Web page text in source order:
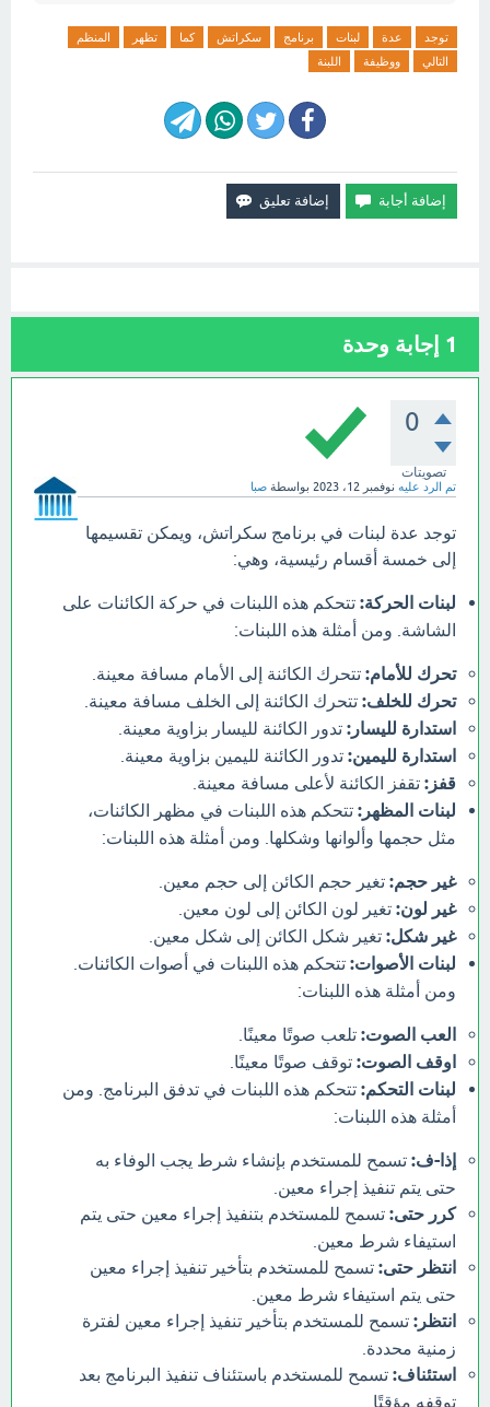
توجد عدة لبنات برنامج سكراتش كما تظهر
المنظم
التالي
ووظيفة اللبنة
1 إجابة وحدة
0
تصويتات
تم الرد عليه نوفمبر 12، 2023 بواسطة صبا
توجد عدة لبنات في برنامج سكراتش، ويمكن تقسيمها
إلى خمسة أقسام رئيسية، وهي:
لبنات الحركة: تتحكم هذه اللبنات في حركة الكائنات على
الشاشة. ومن أمثلة هذه اللبنات:
تحرك للأمام: تتحرك الكائنة إلى الأمام مسافة معينة.
تحرك للخلف: تتحرك الكائنة إلى الخلف مسافة معينة.
استدارة لليسار: تدور الكائنة لليسار بزاوية معينة.
استدارة لليمين: تدور الكائنة لليمين بزاوية معينة.
قفز: تقفز الكائنة لأعلى مسافة معينة.
لبنات المظهر: تتحكم هذه اللبنات في مظهر الكائنات،
مثل حجمها وألوانها وشكلها. ومن أمثلة هذه اللبنات:
غير حجم: تغير حجم الكائن إلى حجم معين.
غير لون: تغير لون الكائن إلى لون معين.
غير شكل: تغير شكل الكائن إلى شكل معين.
لبنات الأصوات: تتحكم هذه اللبنات في أصوات الكائنات.
ومن أمثلة هذه اللبنات:
العب الصوت: تلعب صوتًا معينًا.
اوقف الصوت: توقف صوتًا معينًا.
لبنات التحكم: تتحكم هذه اللبنات في تدفق البرنامج. ومن
أمثلة هذه اللبنات:
إذا-ف: تسمح للمستخدم بإنشاء شرط يجب الوفاء به
حتى يتم تنفيذ إجراء معين.
كرر حتى: تسمح للمستخدم بتنفيذ إجراء معين حتى يتم
استيفاء شرط معين.
انتظر حتى: تسمح للمستخدم بتأخير تنفيذ إجراء معين
حتى يتم استيفاء شرط معين.
انتظر: تسمح للمستخدم بتأخير تنفيذ إجراء معين لفترة
زمنية محددة.
استئناف: تسمح للمستخدم باستئناف تنفيذ البرنامج بعد
توقفه مؤقتًا.